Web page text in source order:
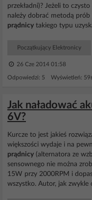
przekładni)? Jeżeli to
należy dobrać metodą prób
prądnicy takiego typu
Początkujący Elektronicy
26 Cze 2014 01:58
Odpowiedzi: 5 Wyświetleń:
Jak naładować
6V?
Kurcze to jest jakieś
większości wydaje i na
prądnicy (alternatora ze
sensownego nie można
15W przy 2000RPM i
wszystko. Autor, jak zwykle